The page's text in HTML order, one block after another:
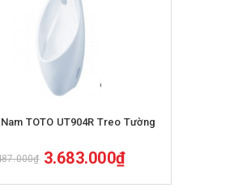
TOTO UT904R Treo Tường
3.683.000₫